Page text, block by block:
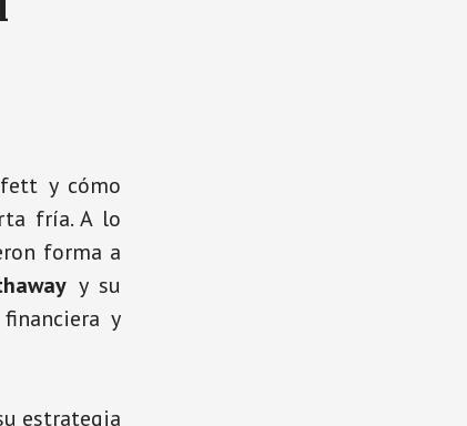
y cómo
fría. A lo
forma a
y su
y
estrategia